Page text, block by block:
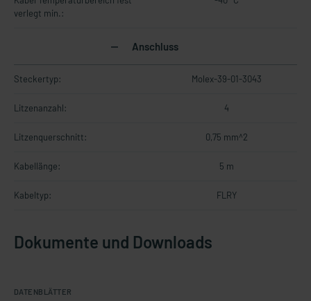
verlegt min.:
Anschluss
Steckertyp: Molex-39-01-3043
Litzenanzahl: 4
Litzenquerschnitt: 0,75 mm^2
Kabellänge: 5 m
Kabeltyp: FLRY
Dokumente und Downloads
DATENBLÄTTER